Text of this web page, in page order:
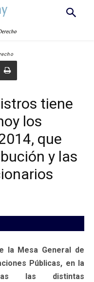
tiene
los
que
y las
la Mesa General de
Públicas, en la
las distintas